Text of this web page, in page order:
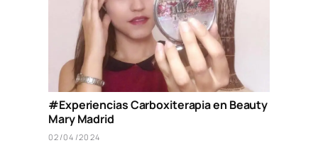
#Experiencias Carboxiterapia en Beauty
Mary Madrid
02/04/2024